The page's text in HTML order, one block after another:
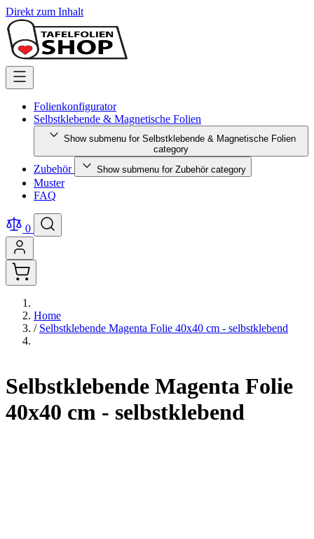
Direkt zum Inhalt
Folienkonfigurator
Selbstklebende & Magnetische Folien
Show submenu for Selbstklebende & Magnetische Folien
category
Zubehör Show submenu for Zubehör category
Muster
FAQ
0
Home
/ Selbstklebende Magenta Folie 40x40 cm - selbstklebend
Selbstklebende Magenta Folie
40x40 cm - selbstklebend